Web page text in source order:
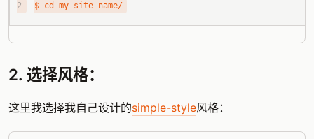
$ cd
2. 选择风格：
这里我选择我自己设计的simple-style风格：